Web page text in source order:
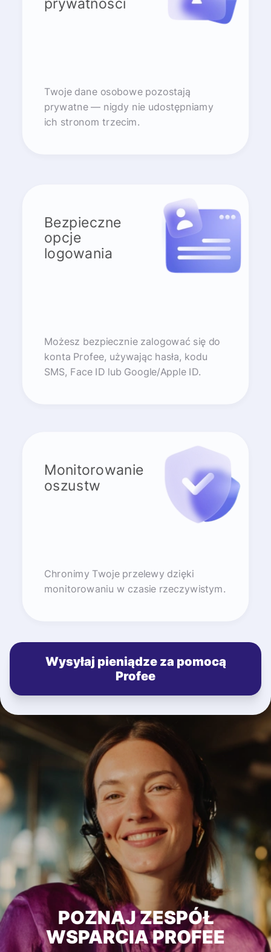
prywatności
Twoje dane osobowe pozostają
prywatne — nigdy nie udostępniamy
ich stronom trzecim.
Bezpieczne
opcje
logowania
Możesz bezpiecznie zalogować się do
konta Profee, używając hasła, kodu
SMS, Face ID lub Google/Apple ID.
Monitorowanie
oszustw
Chronimy Twoje przelewy dzięki
monitorowaniu w czasie rzeczywistym.
Wysyłaj pieniądze za pomocą
Profee
POZNAJ ZESPÓŁ
WSPARCIA PROFEE